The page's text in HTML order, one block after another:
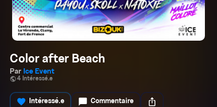
Color after Beach
Par Ice Event
public4 Intéressé.e
favorite Intéressé.e chat_bubble Commentaire ios_share